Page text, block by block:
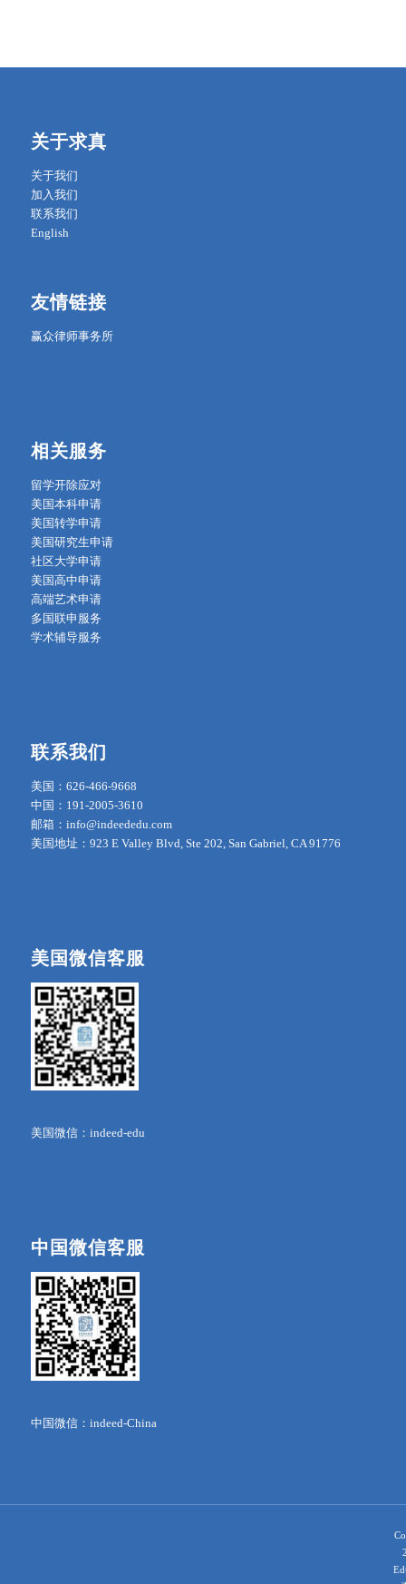
关于求真
关于我们
加入我们
联系我们
English
友情链接
赢众律师事务所
相关服务
留学开除应对
美国本科申请
美国转学申请
美国研究生申请
社区大学申请
美国高中申请
高端艺术申请
多国联申服务
学术辅导服务
联系我们
美国：626-466-9668
中国：191-2005-3610
邮箱：info@indeededu.com
美国地址：923 E Valley Blvd, Ste 202, San Gabriel, CA 91776
美国微信客服
美国微信：indeed-edu
中国微信客服
中国微信：indeed-China